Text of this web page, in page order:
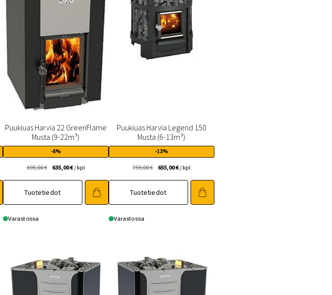
Puukiuas Harvia 22 GreenFlame
Musta (9-22m³)
-8%
695,00€ Alkuperäinen
695,00 €.
635,00€Nykyinen
635,00 €.
/ kpl
Tuotetiedot
Varastossa
Puukiuas Harvia Legend 150
Musta (6-13m³)
-13%
759,00€ Alkuperäinen
759,00 €.
655,00€Nykyinen
655,00 €.
/ kpl
Tuotetiedot
Varastossa